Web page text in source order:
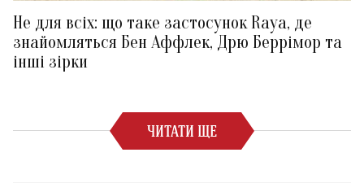
Не для всіх: що таке застосунок Raya, де
знайомляться Бен Аффлек, Дрю Беррімор та
інші зірки
ЧИТАТИ ЩЕ